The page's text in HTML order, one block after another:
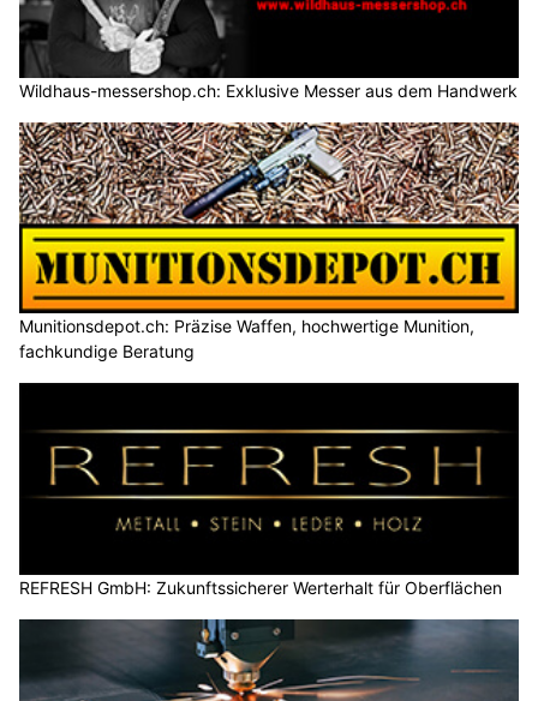
Wildhaus-messershop.ch: Exklusive Messer aus dem Handwerk
Munitionsdepot.ch: Präzise Waffen, hochwertige Munition,
fachkundige Beratung
REFRESH GmbH: Zukunftssicherer Werterhalt für Oberflächen